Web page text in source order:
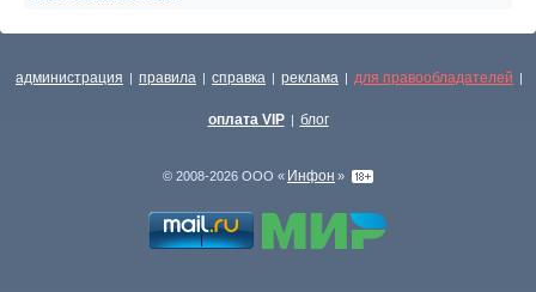
администрация | правила | справка | реклама | для правообладателей |
оплата VIP | блог
© 2008-2026 ООО « Инфон »